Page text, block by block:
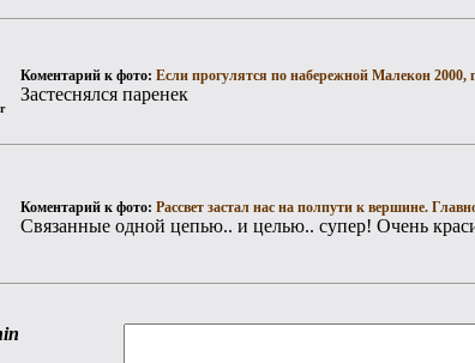
Коментарий к фото: Если прогулятся по набережной Малекон 2000,
Застеснялся паренек
Коментарий к фото: Рассвет застал нас на полпути к вершине.
Связанные одной цепью.. и целью.. супер! Очень